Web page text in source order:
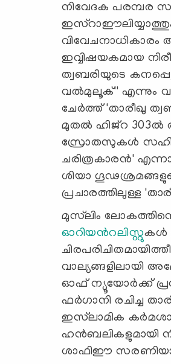
നിവേദക പരമ്പര
ഇവ്വിഷയകമായ
ത്വബരിയുടെ
വല്‍മുലൂക്'' എന്നും
ചേര്‍ത്ത് 'താരീഖു
മുതല്‍ ഹിജ്‌റ 303ല്‍
സ്രോതസുകള്‍
ചരിത്രകാരന്‍'
ശിയാ
പ്രചാരത്തിലുള്ള
മുസ്‌ലിം
ഓറിയന്‍റലിസ്റ്റുകള്‍
വാല്യങ്ങളിലായി
ഓഫ് ന്യൂയോര്‍ക്ക്
ഫര്‍ഗാനി രചിച്ച
ഇസ്‌ലാമിക
ഹന്‍ബലികളുമായി
ശാഫിഈ